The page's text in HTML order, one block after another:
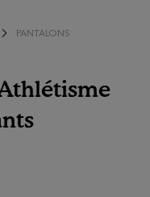
PANTALONS
34,99$